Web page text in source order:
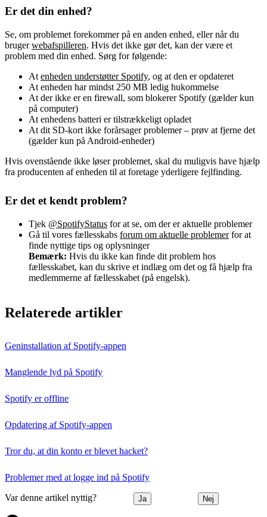
Er det din enhed?
Se, om problemet forekommer på en anden enhed, eller når du
brugerwebafspilleren. Hvis det ikke gør det, kan der være et
problem med din enhed. Sørg for følgende:
At enheden understøtter Spotify, og at den er opdateret
At enheden har mindst 250 MB ledig hukommelse
At der ikke er en firewall, som blokerer Spotify (gælder kun
på computer)
At enhedens batteri er tilstrækkeligt opladet
At dit SD-kort ikke forårsager problemer – prøv at fjerne det
(gælder kun på Android-enheder)
Hvis ovenstående ikke løser problemet, skal du muligvis have hjælp
fra producenten af enheden til at foretage yderligere fejlfinding.
Er det et kendt problem?
Tjek @SpotifyStatus for at se, om der er aktuelle problemer
Gå til vores fællesskabs forum om aktuelle problemerfor at
finde nyttige tips og oplysninger
Bemærk: Hvis du ikke kan finde dit problem hos
fællesskabet, kan du skrive et indlæg om det og få hjælp fra
medlemmerne af fællesskabet (på engelsk).
Relaterede artikler
Geninstallation af Spotify-appen
Manglende lyd på Spotify
Spotify er offline
Opdatering af Spotify-appen
Tror du, at din konto er blevet hacket?
Problemer med at logge ind på Spotify
Var denne artikel nyttig? Ja Nej